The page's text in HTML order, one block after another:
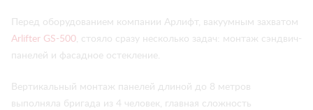
Перед оборудованием компании Арлифт, вакуумным захватом
Arlifter GS-500, стояло сразу несколько задач: монтаж сэндвич-
панелей и фасадное остекление.
Вертикальный монтаж панелей длиной до 8 метров
выполняла бригада из 4 человек, главная сложность